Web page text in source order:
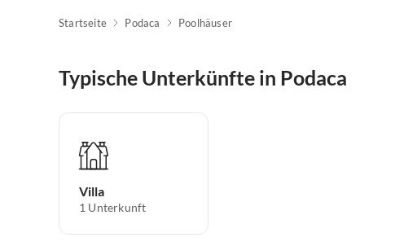
Startseite Podaca Poolhäuser
Typische Unterkünfte in Podaca
Villa
1 Unterkunft